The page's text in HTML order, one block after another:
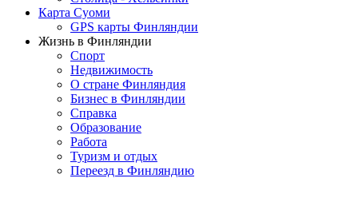
Карта Суоми
GPS карты Финляндии
Жизнь в Финляндии
Спорт
Недвижимость
О стране Финляндия
Бизнес в Финляндии
Справка
Образование
Работа
Туризм и отдых
Переезд в Финляндию